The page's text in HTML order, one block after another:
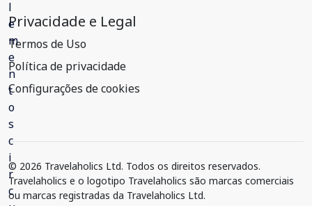
Privacidade e Legal
Termos de Uso
Política de privacidade
Configurações de cookies
© 2026 Travelaholics Ltd. Todos os direitos reservados.
Travelaholics e o logotipo Travelaholics são marcas comerciais
ou marcas registradas da Travelaholics Ltd.